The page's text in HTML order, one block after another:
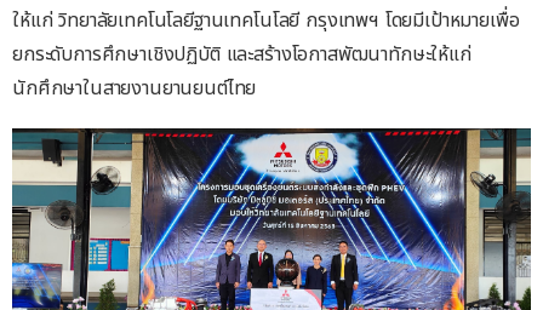
ให้แก่ วิทยาลัยเทคโนโลยีฐานเทคโนโลยี กรุงเทพฯ โดยมีเป้าหมายเพื่อ
ยกระดับการศึกษาเชิงปฏิบัติ และสร้างโอกาสพัฒนาทักษะให้แก่
นักศึกษาในสายงานยานยนต์ไทย